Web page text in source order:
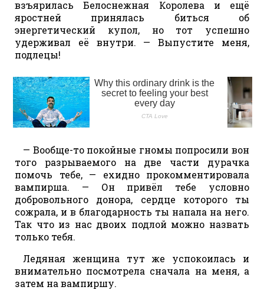
взъярилась Белоснежная Королева и ещё
яростней принялась биться об
энергетический купол, но тот успешно
удерживал её внутри. — Выпустите меня,
подлецы!
— Вообще-то покойные гномы попросили вон
того разрываемого на две части дурачка
помочь тебе, — ехидно прокомментировала
вампирша. — Он привёл тебе условно
добровольного донора, сердце которого ты
сожрала, и в благодарность ты напала на него.
Так что из нас двоих подлой можно назвать
только тебя.
Ледяная женщина тут же успокоилась и
внимательно посмотрела сначала на меня, а
затем на вампиршу.